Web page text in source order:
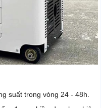
suất trong vòng 24 - 48h.